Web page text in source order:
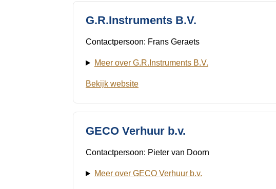
G.R.Instruments B.V.
Contactpersoon: Frans Geraets
Meer over G.R.Instruments B.V.
Bekijk website
GECO Verhuur b.v.
Contactpersoon: Pieter van Doorn
Meer over GECO Verhuur b.v.